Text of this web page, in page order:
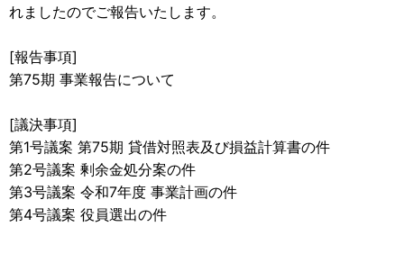
れましたのでご報告いたします。
[報告事項]
第75期 事業報告について
[議決事項]
第1号議案 第75期 貸借対照表及び損益計算書の件
第2号議案 剰余金処分案の件
第3号議案 令和7年度 事業計画の件
第4号議案 役員選出の件